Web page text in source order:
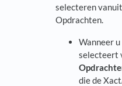
selecteren
Opdrachten.
Wanneer u
selecteert
die de